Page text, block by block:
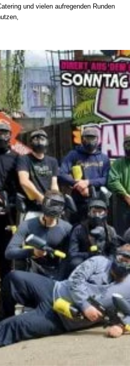
und vielen aufregenden Runden